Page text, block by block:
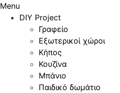
Menu
DIY Project
Γραφείο
Εξωτερικοί χώροι
Κήπος
Κουζίνα
Μπάνιο
Παιδικό δωμάτιο